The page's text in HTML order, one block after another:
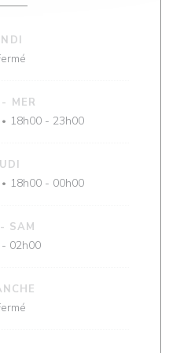
- MER
• 18h00 - 23h00
• 18h00 - 00h00
- SAM
02h00